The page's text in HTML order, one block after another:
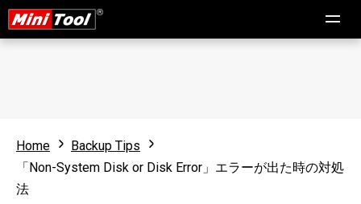
Home
Backup Tips
「Non-System Disk or Disk Error」エラーが出た時の対処
法